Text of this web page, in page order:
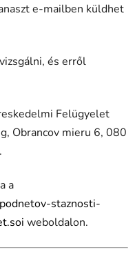
e-mailben küldhet
és erről
Felügyelet
Obrancov mieru 6, 080
a
staznosti-
weboldalon.